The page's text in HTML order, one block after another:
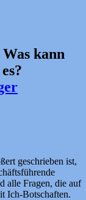
kann
geschrieben ist,
alle Fragen, die auf
Ich-Botschaften.